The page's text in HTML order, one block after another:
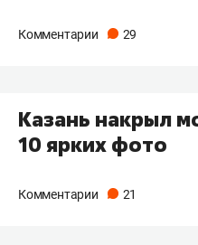
Комментарии 29
Казань накрыл
10 ярких фото
Комментарии 21